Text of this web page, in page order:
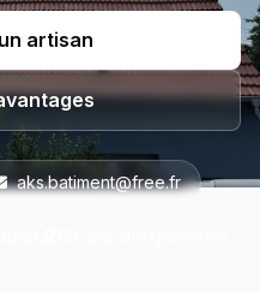
artisan
aks.batiment@free.fr